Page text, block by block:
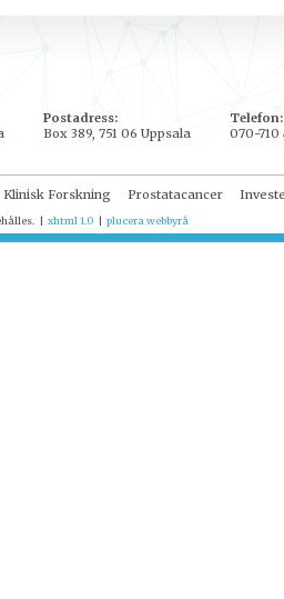
Postadress:
Box 389, 751 06 Uppsala
Telefon:
070-710
Klinisk Forskning Prostatacancer
| xhtml 1.0 | plucera webbyrå